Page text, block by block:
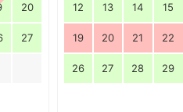
20
27
12 13 14 15
19 20 21 22
26 27 28 29